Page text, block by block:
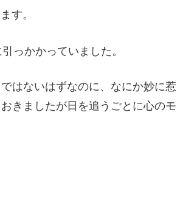
す。
っかかっていました。
はないはずなのに、なにか妙に惹
きましたが日を追うごとに心のモ